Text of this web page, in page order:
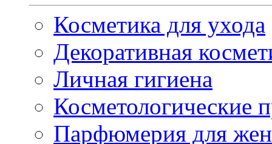
Косметика для ухода
Декоративная
Личная гигиена
Косметологические
Парфюмерия для